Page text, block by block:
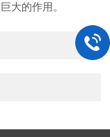
大的作用 。